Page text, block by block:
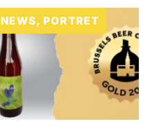
NEWS, PORTRET